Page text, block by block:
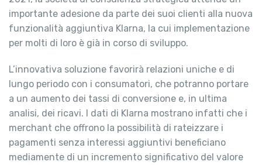
importante adesione da parte dei suoi clienti alla nuova
funzionalità aggiuntiva Klarna, la cui implementazione
per molti di loro è già in corso di sviluppo.
L’innovativa soluzione favorirà relazioni uniche e di
lungo periodo con i consumatori, che potranno portare
a un aumento dei tassi di conversione e, in ultima
analisi, dei ricavi. I dati di Klarna mostrano infatti che i
merchant che offrono la possibilità di rateizzare i
pagamenti senza interessi aggiuntivi beneficiano
mediamente di un incremento significativo del valore